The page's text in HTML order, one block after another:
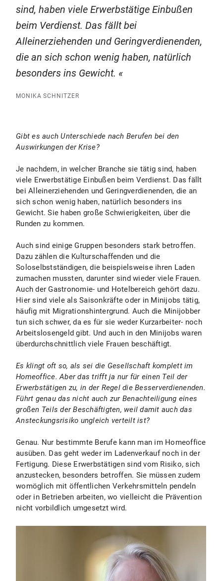
sind, haben viele Erwerbstätige Einbußen
beim Verdienst. Das fällt bei
Alleinerziehenden und Geringverdienenden,
die an sich schon wenig haben, natürlich
besonders ins Gewicht.
MONIKA SCHNITZER
Gibt es auch Unterschiede nach Berufen bei den
Auswirkungen der Krise?
Je nachdem, in welcher Branche sie tätig sind, haben
viele Erwerbstätige Einbußen beim Verdienst. Das fällt
bei Alleinerziehenden und Geringverdienenden, die an
sich schon wenig haben, natürlich besonders ins
Gewicht. Sie haben große Schwierigkeiten, über die
Runden zu kommen.
Auch sind einige Gruppen besonders stark betroffen.
Dazu zählen die Kulturschaffenden und die
Soloselbstständigen, die beispielsweise ihren Laden
zumachen mussten, darunter sind wieder viele Frauen.
Auch der Gastronomie- und Hotelbereich gehört dazu.
Hier sind viele als Saisonkräfte oder in Minijobs tätig,
häufig mit Migrationshintergrund. Auch die Minijobber
tun sich schwer, da es für sie weder Kurzarbeiter- noch
Arbeitslosengeld gibt. Und auch in den Minijobs waren
überdurchschnittlich viele Frauen beschäftigt.
Es klingt oft so, als sei die Gesellschaft komplett im
Homeoffice. Aber das trifft ja nur für einen Teil der
Erwerbstätigen zu, in der Regel die Besserverdienenden.
Führt genau das nicht auch zur Benachteiligung eines
großen Teils der Beschäftigten, weil damit auch das
Ansteckungsrisiko ungleich verteilt ist?
Genau. Nur bestimmte Berufe kann man im Homeoffice
ausüben. Das geht weder im Ladenverkauf noch in der
Fertigung. Diese Erwerbstätigen sind vom Risiko, sich
anzustecken, besonders betroffen. Sie müssen zudem
womöglich mit öffentlichen Verkehrsmitteln pendeln
oder in Betrieben arbeiten, wo vielleicht die Prävention
nicht vorbildlich umgesetzt wird.